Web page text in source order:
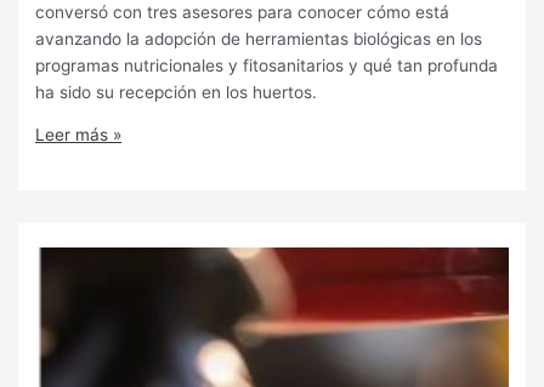
conversó con tres asesores para conocer cómo está
avanzando la adopción de herramientas biológicas en los
programas nutricionales y fitosanitarios y qué tan profunda
ha sido su recepción en los huertos.
Leer más »